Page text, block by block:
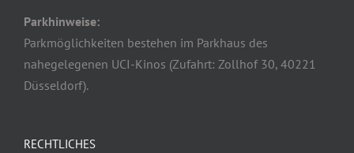
Parkhinweise:
Parkmöglichkeiten bestehen im Parkhaus des
nahegelegenen UCI-Kinos (Zufahrt: Zollhof 30, 40221
Düsseldorf).
RECHTLICHES